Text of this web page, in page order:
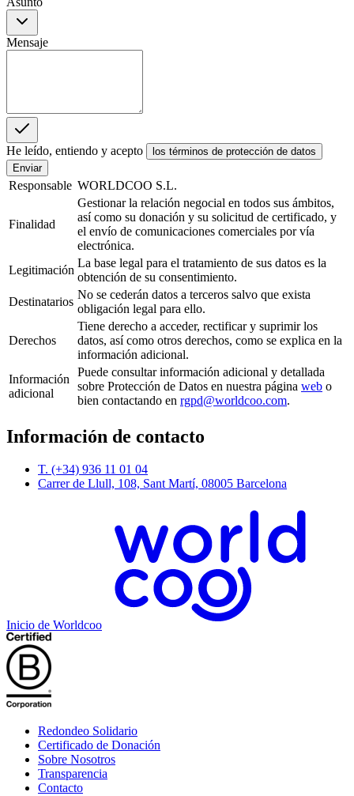
Mensaje
He leído, entiendo y acepto
los términos de protección de datos
Enviar
Responsable WORLDCOO S.L.
Finalidad
Gestionar la relación negocial en todos sus ámbitos,
así como su donación y su solicitud de certificado, y
el envío de comunicaciones comerciales por vía
electrónica.
Legitimación
La base legal para el tratamiento de sus datos es la
obtención de su consentimiento.
Destinatarios
No se cederán datos a terceros salvo que exista
obligación legal para ello.
Derechos
Tiene derecho a acceder, rectificar y suprimir los
datos, así como otros derechos, como se explica en la
información adicional.
Información
adicional
Puede consultar información adicional y detallada
sobre Protección de Datos en nuestra página web o
bien contactando en rgpd@worldcoo.com.
Información de contacto
T. (+34) 936 11 01 04
Carrer de Llull, 108, Sant Martí, 08005 Barcelona
Inicio de Worldcoo
Redondeo Solidario
Certificado de Donación
Sobre Nosotros
Transparencia
Contacto